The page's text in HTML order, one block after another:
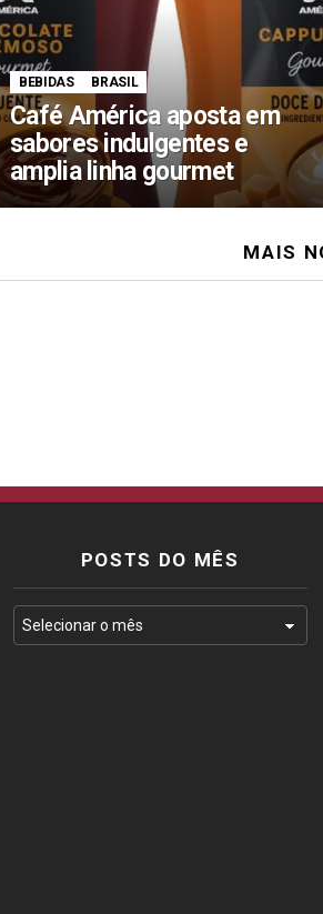
BEBIDAS BRASIL
Café América aposta em
sabores indulgentes e
amplia linha gourmet
MAIS
POSTS DO MÊS